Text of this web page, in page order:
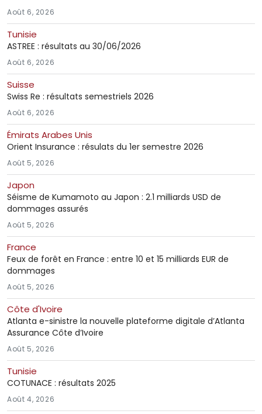
Août 6, 2026
Tunisie
ASTREE : résultats au 30/06/2026
Août 6, 2026
Suisse
Swiss Re : résultats semestriels 2026
Août 6, 2026
Émirats Arabes Unis
Orient Insurance : résulats du 1er semestre 2026
Août 5, 2026
Japon
Séisme de Kumamoto au Japon : 2.1 milliards USD de
dommages assurés
Août 5, 2026
France
Feux de forêt en France : entre 10 et 15 milliards EUR de
dommages
Août 5, 2026
Côte d'Ivoire
Atlanta e-sinistre la nouvelle plateforme digitale d’Atlanta
Assurance Côte d’Ivoire
Août 5, 2026
Tunisie
COTUNACE : résultats 2025
Août 4, 2026